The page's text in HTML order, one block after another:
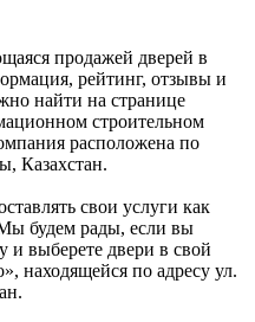
продажей дверей в
рейтинг, отзывы и
найти на странице
строительном
расположена по
Казахстан.
свои услуги как
будем рады, если вы
и выберете двери в свой
находящейся по адресу ул.